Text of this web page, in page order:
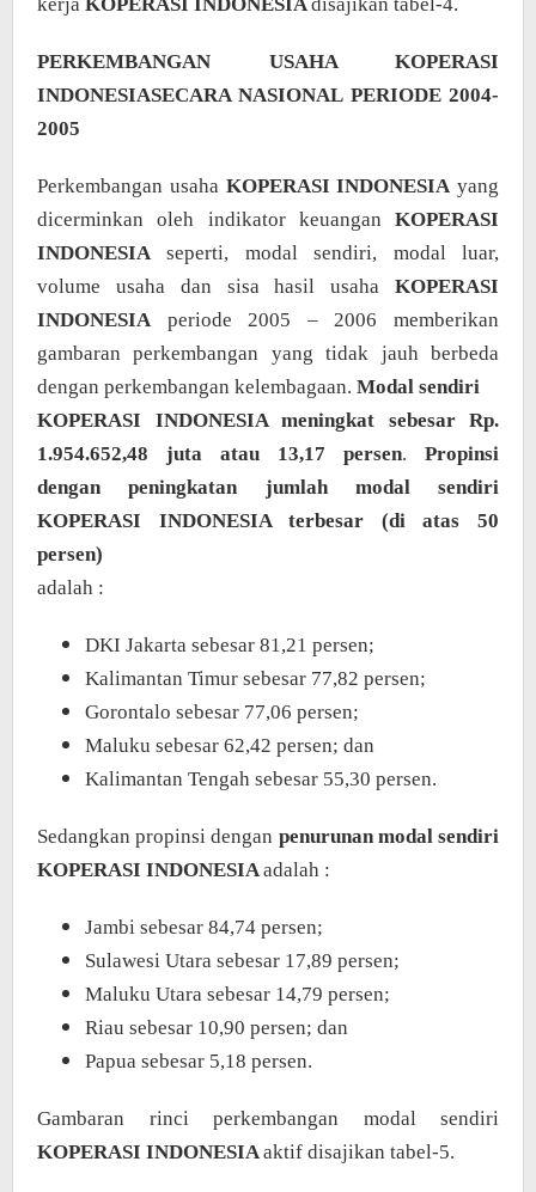
PERKEMBANGAN USAHA KOPERASI
INDONESIASECARA NASIONAL PERIODE 2004-
2005
Perkembangan usaha KOPERASI INDONESIA yang
dicerminkan oleh indikator keuangan KOPERASI
INDONESIA seperti, modal sendiri, modal luar,
volume usaha dan sisa hasil usaha KOPERASI
INDONESIA periode 2005 – 2006 memberikan
gambaran perkembangan yang tidak jauh berbeda
dengan perkembangan kelembagaan. Modal sendiri
KOPERASI INDONESIA meningkat sebesar Rp.
1.954.652,48 juta atau 13,17 persen. Propinsi
dengan peningkatan jumlah modal sendiri
KOPERASI INDONESIA terbesar (di atas 50
persen)
adalah :
DKI Jakarta sebesar 81,21 persen;
Kalimantan Timur sebesar 77,82 persen;
Gorontalo sebesar 77,06 persen;
Maluku sebesar 62,42 persen; dan
Kalimantan Tengah sebesar 55,30 persen.
Sedangkan propinsi dengan penurunan modal sendiri
KOPERASI INDONESIA adalah :
Jambi sebesar 84,74 persen;
Sulawesi Utara sebesar 17,89 persen;
Maluku Utara sebesar 14,79 persen;
Riau sebesar 10,90 persen; dan
Papua sebesar 5,18 persen.
Gambaran rinci perkembangan modal sendiri
KOPERASI INDONESIA aktif disajikan tabel-5.